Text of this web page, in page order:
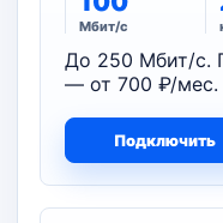
Мбит/с
До 250 Мбит/с.
— от 700 ₽/мес.
Подключить